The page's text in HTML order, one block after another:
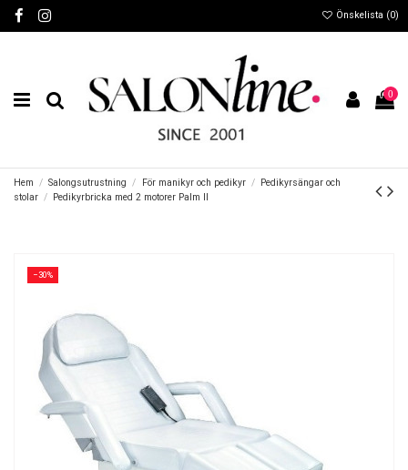
Önskelista (0)
0
Hem Salongsutrustning För manikyr och pedikyr
Pedikyrsängar och
stolar
Pedikyrbricka med 2 motorer Palm II
−30%